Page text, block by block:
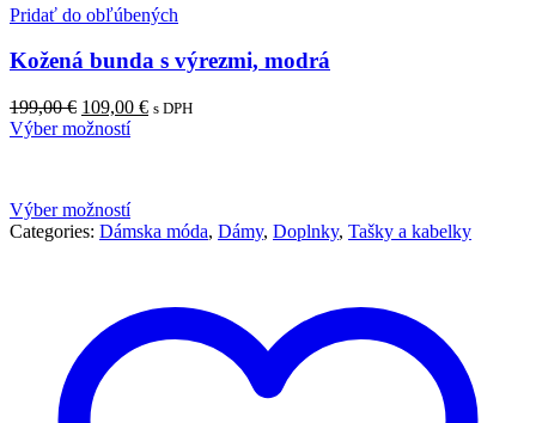
Pridať do obľúbených
Kožená bunda s výrezmi, modrá
199,00€ Pôvodná
cena
109,00 €Aktuálna
s DPH
Výber možností
Výber možností
Categories: Dámska móda, Dámy, Doplnky, Tašky a kabelky